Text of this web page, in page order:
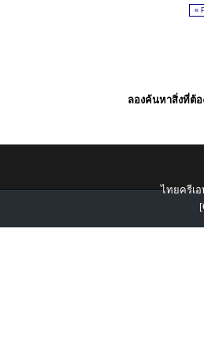
«
ลองค้นหาสิ่งที่ต้อ
ไทยครีเอ
[